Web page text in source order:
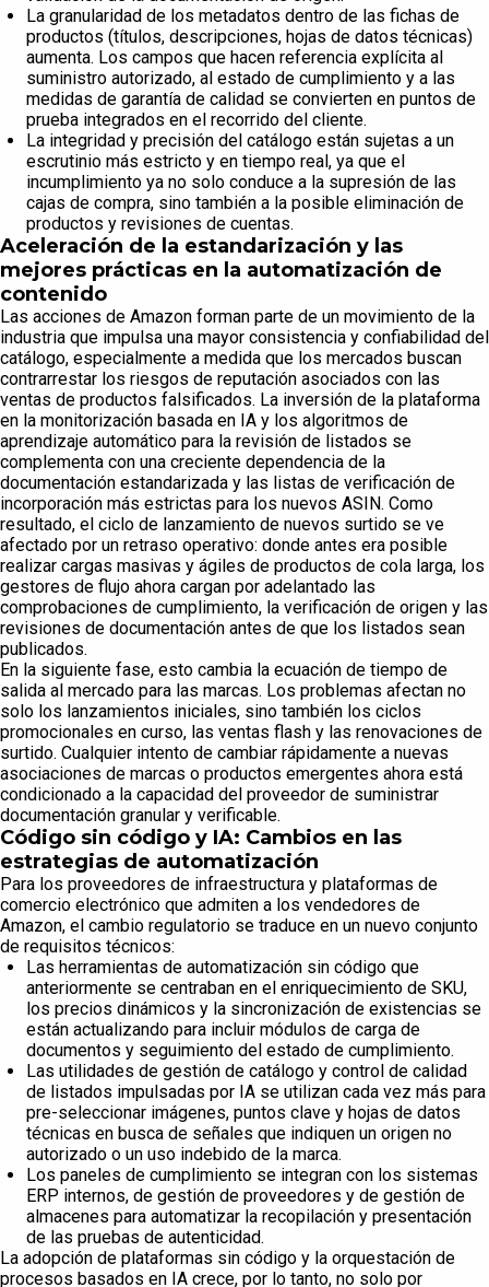
La granularidad de los metadatos dentro de las fichas de
productos (títulos, descripciones, hojas de datos técnicas)
aumenta. Los campos que hacen referencia explícita al
suministro autorizado, al estado de cumplimiento y a las
medidas de garantía de calidad se convierten en puntos de
prueba integrados en el recorrido del cliente.
La integridad y precisión del catálogo están sujetas a un
escrutinio más estricto y en tiempo real, ya que el
incumplimiento ya no solo conduce a la supresión de las
cajas de compra, sino también a la posible eliminación de
productos y revisiones de cuentas.
Aceleración de la estandarización y las
mejores prácticas en la automatización de
contenido
Las acciones de Amazon forman parte de un movimiento de la
industria que impulsa una mayor consistencia y confiabilidad del
catálogo, especialmente a medida que los mercados buscan
contrarrestar los riesgos de reputación asociados con las
ventas de productos falsificados. La inversión de la plataforma
en la monitorización basada en IA y los algoritmos de
aprendizaje automático para la revisión de listados se
complementa con una creciente dependencia de la
documentación estandarizada y las listas de verificación de
incorporación más estrictas para los nuevos ASIN. Como
resultado, el ciclo de lanzamiento de nuevos surtido se ve
afectado por un retraso operativo: donde antes era posible
realizar cargas masivas y ágiles de productos de cola larga, los
gestores de flujo ahora cargan por adelantado las
comprobaciones de cumplimiento, la verificación de origen y las
revisiones de documentación antes de que los listados sean
publicados.
En la siguiente fase, esto cambia la ecuación de tiempo de
salida al mercado para las marcas. Los problemas afectan no
solo los lanzamientos iniciales, sino también los ciclos
promocionales en curso, las ventas flash y las renovaciones de
surtido. Cualquier intento de cambiar rápidamente a nuevas
asociaciones de marcas o productos emergentes ahora está
condicionado a la capacidad del proveedor de suministrar
documentación granular y verificable.
Código sin código y IA: Cambios en las
estrategias de automatización
Para los proveedores de infraestructura y plataformas de
comercio electrónico que admiten a los vendedores de
Amazon, el cambio regulatorio se traduce en un nuevo conjunto
de requisitos técnicos:
Las herramientas de automatización sin código que
anteriormente se centraban en el enriquecimiento de SKU,
los precios dinámicos y la sincronización de existencias se
están actualizando para incluir módulos de carga de
documentos y seguimiento del estado de cumplimiento.
Las utilidades de gestión de catálogo y control de calidad
de listados impulsadas por IA se utilizan cada vez más para
pre-seleccionar imágenes, puntos clave y hojas de datos
técnicas en busca de señales que indiquen un origen no
autorizado o un uso indebido de la marca.
Los paneles de cumplimiento se integran con los sistemas
ERP internos, de gestión de proveedores y de gestión de
almacenes para automatizar la recopilación y presentación
de las pruebas de autenticidad.
La adopción de plataformas sin código y la orquestación de
procesos basados en IA crece, por lo tanto, no solo por